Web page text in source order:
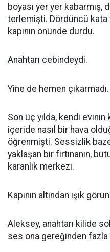
boyası yer yer
terlemişti. Dördüncü kata
kapının önünde durdu.
Anahtarı cebindeydi.
Yine de hemen çıkarmadı.
Son üç yılda, kendi evinin
içeride nasıl bir hava
öğrenmişti. Sessizlik
yaklaşan bir fırtınanın,
karanlık merkezi.
Kapının altından ışık
Aleksey, anahtarı kilide
ses ona gereğinden